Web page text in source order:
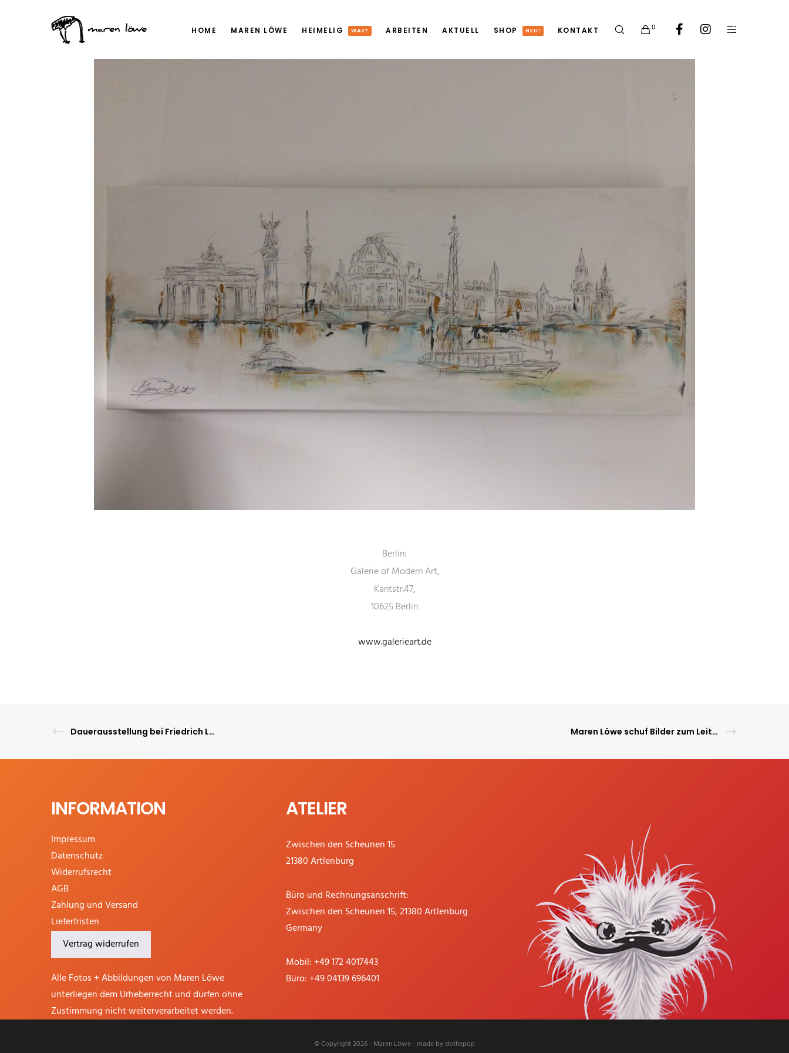
0
HOME MAREN LÖWE HEIMELIG WAS? ARBEITEN AKTUELL SHOP NEU! KONTAKT
Berlin:
Galerie of Modern Art,
Kantstr.47,
10625 Berlin
www.galerieart.de
Dauerausstellung bei Friedrich Lange in Hamburg Maren Löwe schuf Bilder zum Leitbild der Volksbank Lüneburger Heide eG
INFORMATION
Impressum
Datenschutz
Widerrufsrecht
AGB
Zahlung und Versand
Lieferfristen
Vertrag widerrufen
Alle Fotos + Abbildungen von Maren Löwe
unterliegen dem Urheberrecht und dürfen ohne
Zustimmung nicht weiterverarbeitet werden.
ATELIER
Zwischen den Scheunen 15
21380 Artlenburg
Büro und Rechnungsanschrift:
Zwischen den Scheunen 15, 21380 Artlenburg
Germany
Mobil: +49 172 4017443
Büro: +49 04139 696401
© Copyright 2026 - Maren Löwe - made bydothepop